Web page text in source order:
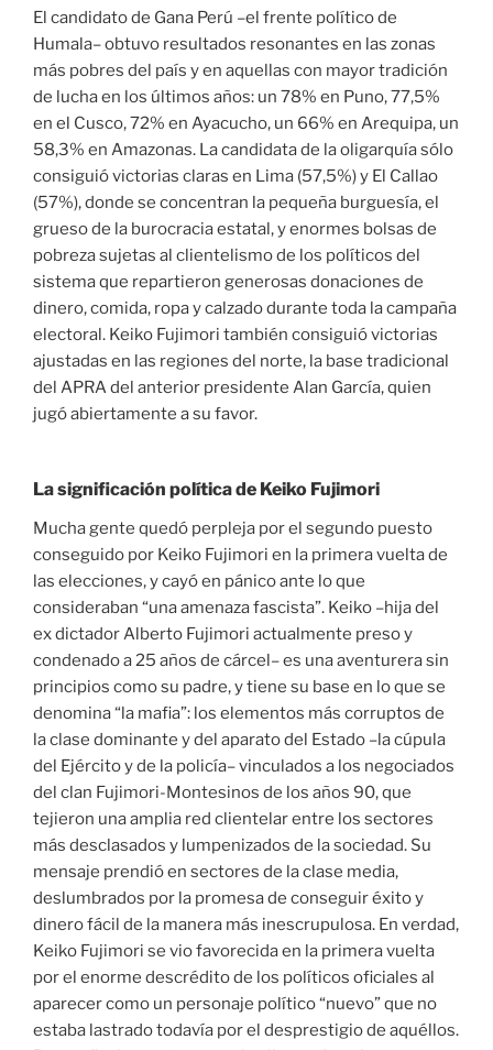
El candidato de Gana Perú –el frente político de
Humala– obtuvo resultados resonantes en las zonas
más pobres del país y en aquellas con mayor tradición
de lucha en los últimos años: un 78% en Puno, 77,5%
en el Cusco, 72% en Ayacucho, un 66% en Arequipa, un
58,3% en Amazonas. La candidata de la oligarquía sólo
consiguió victorias claras en Lima (57,5%) y El Callao
(57%), donde se concentran la pequeña burguesía, el
grueso de la burocracia estatal, y enormes bolsas de
pobreza sujetas al clientelismo de los políticos del
sistema que repartieron generosas donaciones de
dinero, comida, ropa y calzado durante toda la campaña
electoral. Keiko Fujimori también consiguió victorias
ajustadas en las regiones del norte, la base tradicional
del APRA del anterior presidente Alan García, quien
jugó abiertamente a su favor.
La significación política de Keiko Fujimori
Mucha gente quedó perpleja por el segundo puesto
conseguido por Keiko Fujimori en la primera vuelta de
las elecciones, y cayó en pánico ante lo que
consideraban “una amenaza fascista”. Keiko –hija del
ex dictador Alberto Fujimori actualmente preso y
condenado a 25 años de cárcel– es una aventurera sin
principios como su padre, y tiene su base en lo que se
denomina “la mafia”: los elementos más corruptos de
la clase dominante y del aparato del Estado –la cúpula
del Ejército y de la policía– vinculados a los negociados
del clan Fujimori-Montesinos de los años 90, que
tejieron una amplia red clientelar entre los sectores
más desclasados y lumpenizados de la sociedad. Su
mensaje prendió en sectores de la clase media,
deslumbrados por la promesa de conseguir éxito y
dinero fácil de la manera más inescrupulosa. En verdad,
Keiko Fujimori se vio favorecida en la primera vuelta
por el enorme descrédito de los políticos oficiales al
aparecer como un personaje político “nuevo” que no
estaba lastrado todavía por el desprestigio de aquéllos.